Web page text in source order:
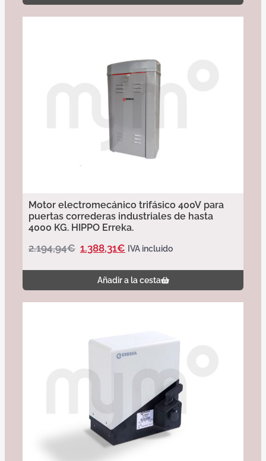
Motor electromecánico trifásico 400V para
puertas correderas industriales de hasta
4000 KG. HIPPO Erreka.
2.194,94€ 1.388,31€ IVA incluido
Añadir a la cesta